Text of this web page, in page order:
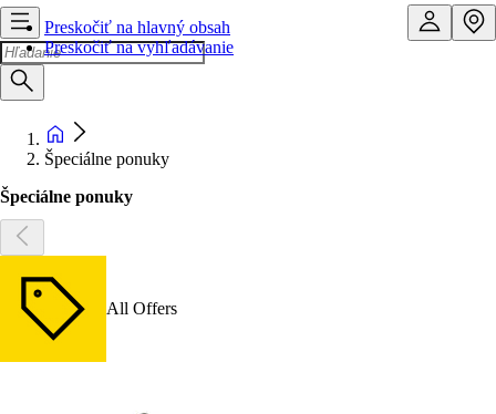
Preskočiť na hlavný obsah
Preskočiť na vyhľadávanie
Špeciálne ponuky
Špeciálne ponuky
All Offers